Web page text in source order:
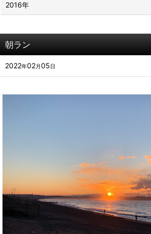
朝ラン
2022年02月05日
2016年